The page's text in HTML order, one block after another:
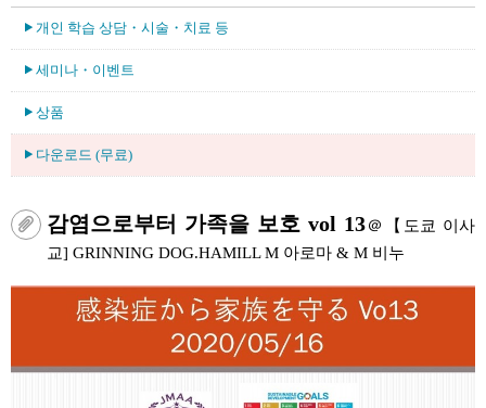
개인 학습 상담・시술・치료 등
세미나・이벤트
상품
다운로드 (무료)
감염으로부터 가족을 보호 vol 13＠【도쿄 이사
교] GRINNING DOG.HAMILL M 아로마 & M 비누